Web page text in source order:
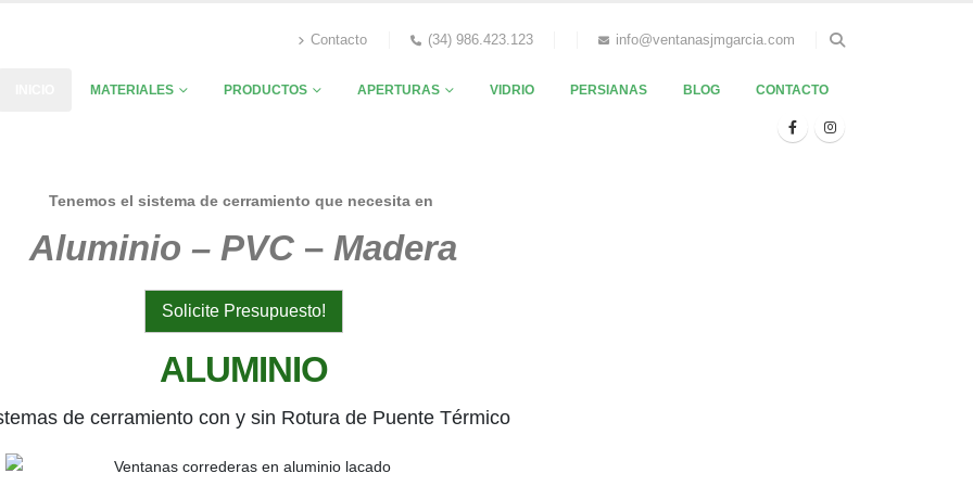
Contacto (34) 986.423.123 info@ventanasjmgarcia.com
MATERIALES PRODUCTOS APERTURAS VIDRIO PERSIANAS BLOG CONTACTO
Tenemos el sistema de cerramiento que necesita en
Aluminio – PVC – Madera
Solicite Presupuesto!
ALUMINIO
de cerramiento con y sin Rotura de Puente Térmico